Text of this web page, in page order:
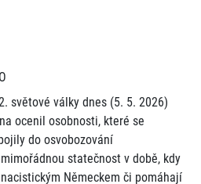
světové války dnes (5. 5. 2026)
ocenil osobnosti, které se
do osvobozování
statečnost v době, kdy
Německem či pomáhají